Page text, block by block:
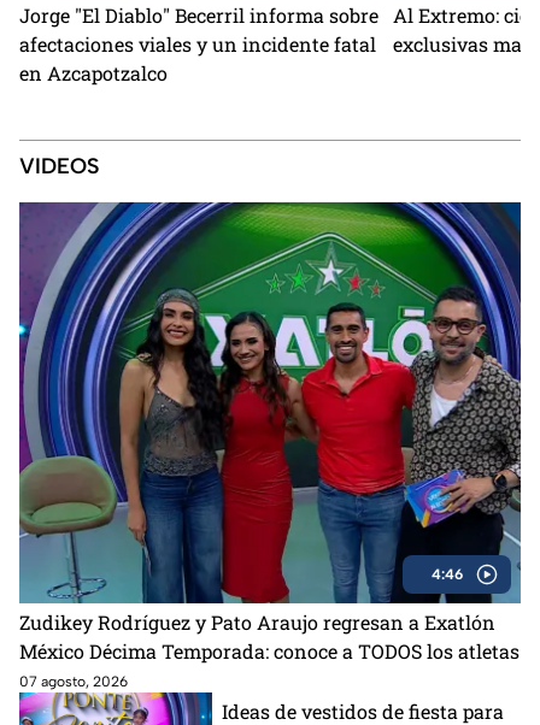
Jorge "El Diablo" Becerril informa sobre
afectaciones viales y un incidente fatal
en Azcapotzalco
Al Extremo:
exclusivas
VIDEOS
4:46
Zudikey Rodríguez y Pato Araujo regresan a Exatlón
México Décima Temporada: conoce a TODOS los atletas
07 agosto, 2026
Ideas de vestidos de fiesta para